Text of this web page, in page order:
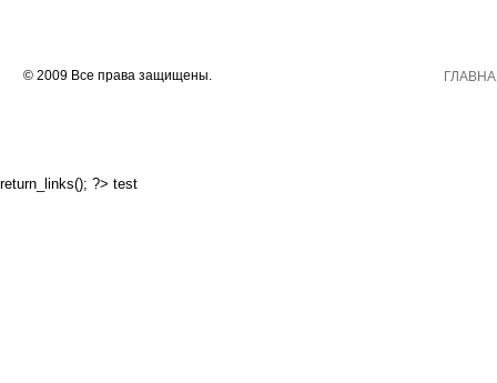
© 2009 Все права защищены.
return_links(); ?> test